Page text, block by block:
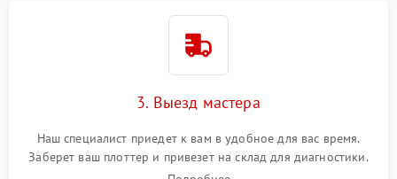
3. Выезд мастера
Наш специалист приедет к вам в удобное для вас время.
Заберет ваш плоттер и привезет на склад для диагностики.